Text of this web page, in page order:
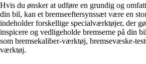
Hvis du ønsker at udføre en grundig og
din bil, kan et bremseeftersynssæt være en
indeholder forskellige specialværktøjer, der
inspicere og vedligeholde bremserne på din
som bremsekaliber-værktøj, bremsevæske-
værktøj.